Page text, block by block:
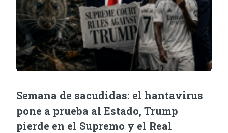
Semana de sacudidas: el hantavirus
pone a prueba al Estado, Trump
pierde en el Supremo y el Real